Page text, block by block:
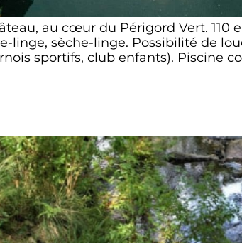
au cœur du Périgord Vert. 110
linge, sèche-linge. Possibilité de
sportifs, club enfants). Piscine